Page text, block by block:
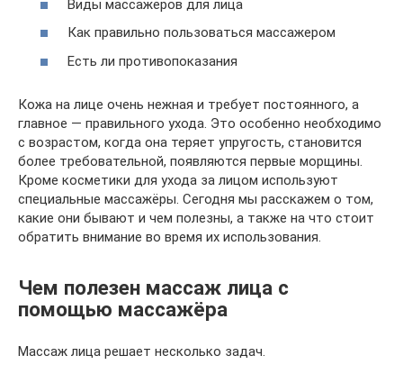
Виды массажеров для лица
Как правильно пользоваться массажером
Есть ли противопоказания
Кожа на лице очень нежная и требует постоянного, а
главное — правильного ухода. Это особенно необходимо
с возрастом, когда она теряет упругость, становится
более требовательной, появляются первые морщины.
Кроме косметики для ухода за лицом используют
специальные массажёры. Сегодня мы расскажем о том,
какие они бывают и чем полезны, а также на что стоит
обратить внимание во время их использования.
Чем полезен массаж лица с
помощью массажёра
Массаж лица решает несколько задач.